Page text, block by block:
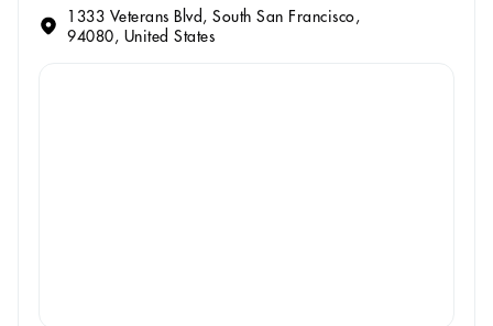
1333 Veterans Blvd, South San Francisco,
94080, United States